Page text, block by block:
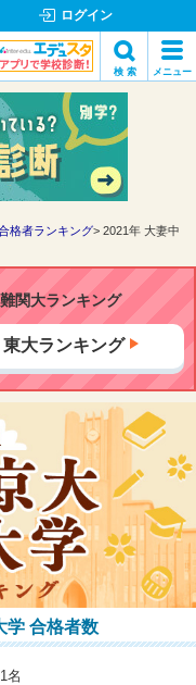
ログイン
検 索 メニュー
検索
格者ランキング
2021年 大妻中
関大ランキング
東大ランキング
学 合格者数
名